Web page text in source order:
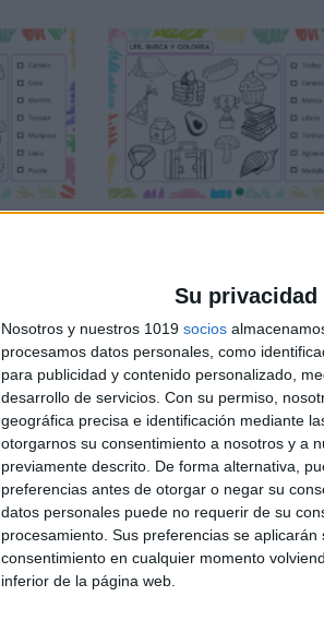
Su
Nosotros y nuestros 1019 socios
procesamos datos personales, como
para publicidad y contenido personalizado,
desarrollo de servicios. Con su permiso,
geográfica precisa e identificación mediante
otorgarnos su consentimiento a nosotros y a
previamente descrito. De forma alternativa,
preferencias antes de otorgar o negar su
datos personales puede no requerir de su
procesamiento. Sus preferencias se
consentimiento en cualquier momento
inferior de la página web.